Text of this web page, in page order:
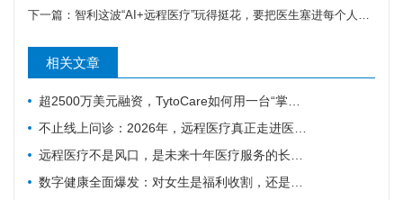
下一篇： 智利这波“AI+远程医疗”玩得挺花，要把医生塞进每个人的口袋里？
相关文章
超2500万美元融资，TytoCare如何用一台“掌上诊室”重塑远程医疗
不止线上问诊：2026年，远程医疗真正走进医疗主赛道
远程医疗不是风口，是未来十年医疗服务的长期底色
数字健康全面爆发：对女生是福利收割，还是焦虑绑架？